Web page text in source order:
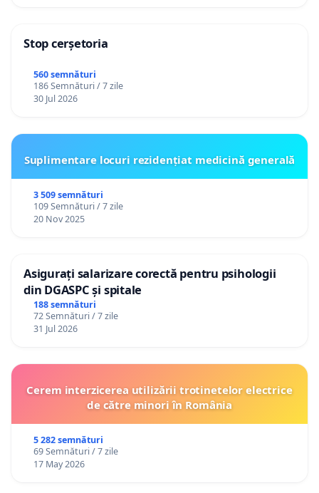
Stop cerșetoria
560 semnături
186 Semnături / 7 zile
30 Jul 2026
Suplimentare locuri rezidențiat medicină generală
3 509 semnături
109 Semnături / 7 zile
20 Nov 2025
Asigurați salarizare corectă pentru psihologii
din DGASPC și spitale
188 semnături
72 Semnături / 7 zile
31 Jul 2026
Cerem interzicerea utilizării trotinetelor electrice
de către minori în România
5 282 semnături
69 Semnături / 7 zile
17 May 2026